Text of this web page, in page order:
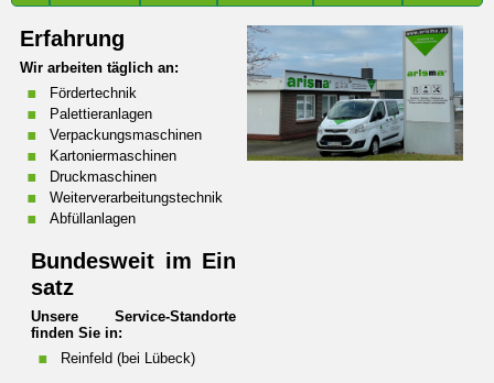
Erfahrung
Wir arbeiten täglich an:
Fördertechnik
Palettieranlagen
Verpackungsmaschinen
Kartoniermaschinen
Druckmaschinen
Weiterverarbeitungstechnik
Abfüllanlagen
Bundesweit im Ein
satz
Unsere Service-Standorte
finden Sie in:
Reinfeld (bei Lübeck)